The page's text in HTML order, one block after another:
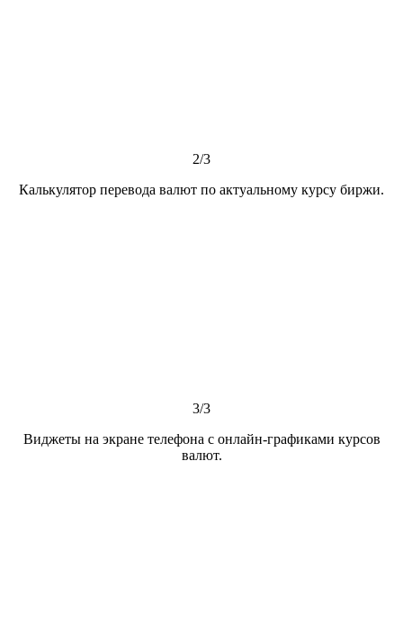
2/3
Калькулятор перевода валют по актуальному курсу биржи.
3/3
Виджеты на экране телефона с онлайн-графиками курсов
валют.